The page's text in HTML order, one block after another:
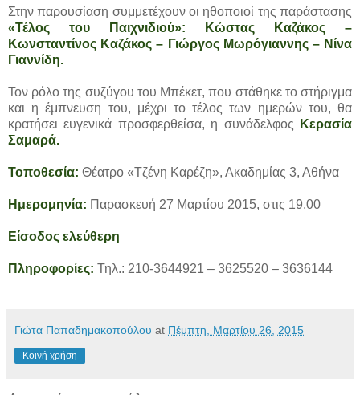
Στην παρουσίαση συμμετέχουν οι ηθοποιοί της παράστασης
«Τέλος του Παιχνιδιού»: Κώστας Καζάκος –
Κωνσταντίνος Καζάκος – Γιώργος Μωρόγιαννης – Νίνα
Γιαννίδη.
Τον ρόλο της συζύγου του Μπέκετ, που στάθηκε το στήριγμα
και η έμπνευση του, μέχρι το τέλος των ημερών του, θα
κρατήσει ευγενικά προσφερθείσα, η συνάδελφος
Κερασία
Σαμαρά.
Τοποθεσία: Θέατρο «Τζένη Καρέζη», Ακαδημίας 3, Αθήνα
Ημερομηνία: Παρασκευή 27 Μαρτίου 2015, στις 19.00
Είσοδος ελεύθερη
Πληροφορίες: Τηλ.: 210-3644921 – 3625520 – 3636144
Γιώτα Παπαδημακοπούλου at Πέμπτη, Μαρτίου 26, 2015
Κοινή χρήση